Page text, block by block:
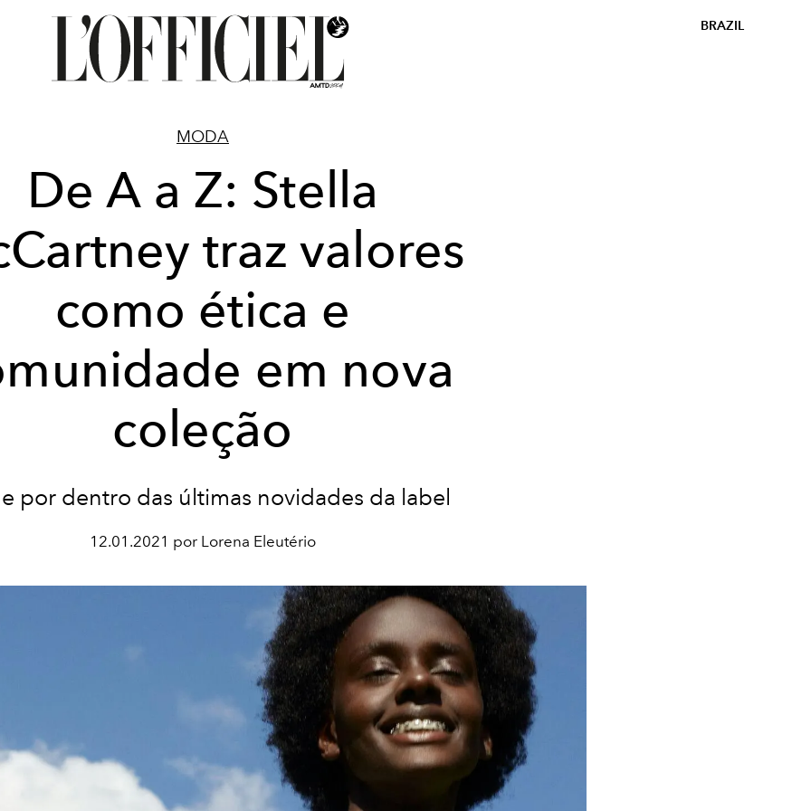
BRAZIL
MODA
De A a Z: Stella
traz valores
como ética e
em nova
coleção
por dentro das últimas novidades da label
12.01.2021 por Lorena Eleutério